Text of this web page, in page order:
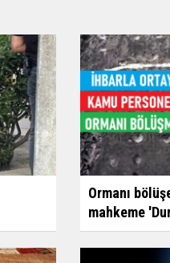
Ormanı
mahkeme